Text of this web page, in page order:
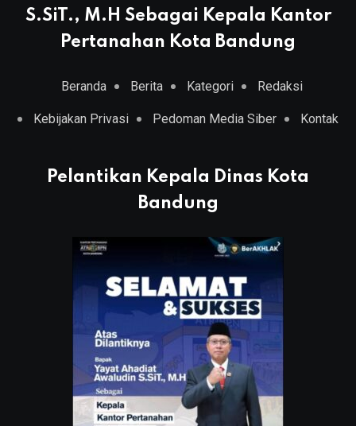
S.SiT., M.H Sebagai Kepala Kantor
Pertanahan Kota Bandung
Beranda Berita Kategori Redaksi
Kebijakan Privasi Pedoman Media Siber Kontak
Pelantikan Kepala Dinas Kota
Bandung